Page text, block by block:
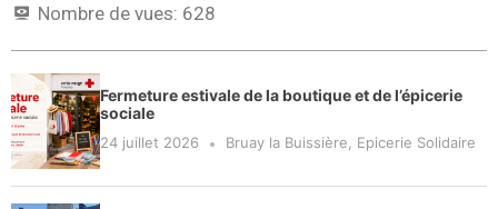
Nombre de vues: 628
Fermeture estivale de la boutique et de l’épicerie
sociale
24 juillet 2026 Bruay la Buissière Epicerie Solidaire